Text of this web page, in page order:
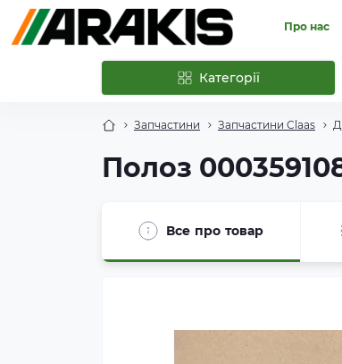
Про нас
Категорії
Запчастини Запчастини Claas
Полоз
Все про товар